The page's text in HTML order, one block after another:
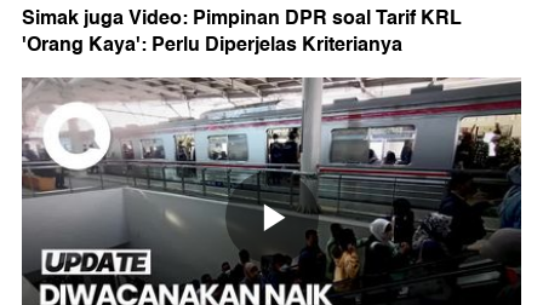
Simak juga Video: Pimpinan DPR soal Tarif KRL
'Orang Kaya': Perlu Diperjelas Kriterianya